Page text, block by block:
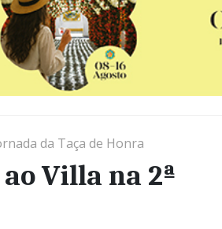
da Taça de Honra
Villa na 2ª